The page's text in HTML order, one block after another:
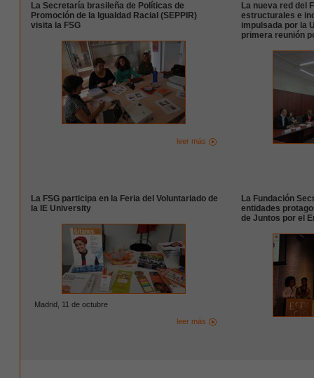
La Secretaría brasileña de Políticas de
Promoción de la Igualdad Racial (SEPPIR)
visita la FSG
leer más
La nueva red del
estructurales e
impulsada por la
primera reunión
La FSG participa en la Feria del Voluntariado de
la IE University
Madrid, 11 de octubre
leer más
La Fundación
entidades
de Juntos por el